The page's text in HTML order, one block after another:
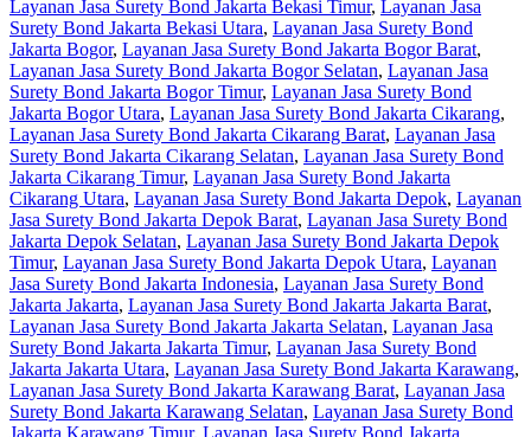
Layanan Jasa Surety Bond Jakarta Bekasi Timur, Layanan Jasa
Surety Bond Jakarta Bekasi Utara, Layanan Jasa Surety Bond
Jakarta Bogor, Layanan Jasa Surety Bond Jakarta Bogor Barat,
Layanan Jasa Surety Bond Jakarta Bogor Selatan, Layanan Jasa
Surety Bond Jakarta Bogor Timur, Layanan Jasa Surety Bond
Jakarta Bogor Utara, Layanan Jasa Surety Bond Jakarta Cikarang,
Layanan Jasa Surety Bond Jakarta Cikarang Barat, Layanan Jasa
Surety Bond Jakarta Cikarang Selatan, Layanan Jasa Surety Bond
Jakarta Cikarang Timur, Layanan Jasa Surety Bond Jakarta
Cikarang Utara, Layanan Jasa Surety Bond Jakarta Depok, Layanan
Jasa Surety Bond Jakarta Depok Barat, Layanan Jasa Surety Bond
Jakarta Depok Selatan, Layanan Jasa Surety Bond Jakarta Depok
Timur, Layanan Jasa Surety Bond Jakarta Depok Utara, Layanan
Jasa Surety Bond Jakarta Indonesia, Layanan Jasa Surety Bond
Jakarta Jakarta, Layanan Jasa Surety Bond Jakarta Jakarta Barat,
Layanan Jasa Surety Bond Jakarta Jakarta Selatan, Layanan Jasa
Surety Bond Jakarta Jakarta Timur, Layanan Jasa Surety Bond
Jakarta Jakarta Utara, Layanan Jasa Surety Bond Jakarta Karawang,
Layanan Jasa Surety Bond Jakarta Karawang Barat, Layanan Jasa
Surety Bond Jakarta Karawang Selatan, Layanan Jasa Surety Bond
Jakarta Karawang Timur, Layanan Jasa Surety Bond Jakarta